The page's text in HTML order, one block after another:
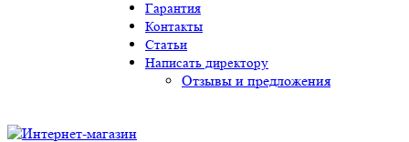
Гарантия
Контакты
Статьи
Написать директору
Отзывы и предложения